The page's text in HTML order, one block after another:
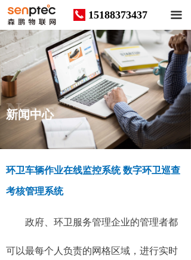
끀
끅 15188373437
环卫车辆作业在线监控系统 数字环卫巡查
考核管理系统
政府、环卫服务管理企业的管理者都
可以最每个人负责的网格区域，进行实时
News
新闻中心